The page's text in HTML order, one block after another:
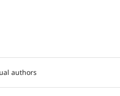
authors